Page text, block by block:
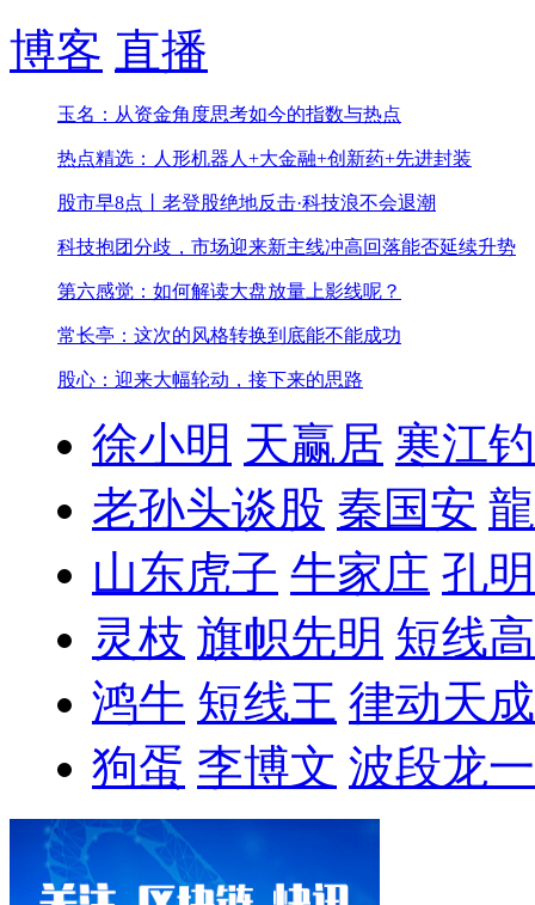
博客 直播
玉名：从资金角度思考如今的指数与热点
热点精选：人形机器人+大金融+创新药+先进封装
股市早8点丨老登股绝地反击·科技浪不会退潮
科技抱团分歧，市场迎来新主线冲高回落能否延续升势
第六感觉：如何解读大盘放量上影线呢？
常长亭：这次的风格转换到底能不能成功
股心：迎来大幅轮动，接下来的思路
徐小明 天赢居 寒江
老孙头谈股 秦国安
山东虎子 牛家庄 孔
灵枝 旗帜先明 短线
鸿牛 短线王 律动天成
狗蛋 李博文 波段龙一